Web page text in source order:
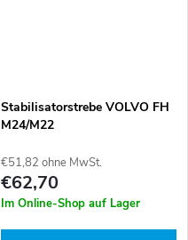
Stabilisatorstrebe VOLVO FH
M24/M22
€51,82 ohne MwSt.
€62,70
Im Online-Shop auf Lager